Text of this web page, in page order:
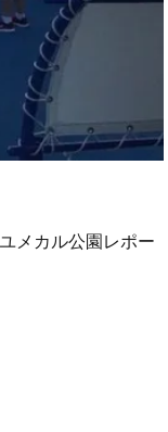
メカル公園レポー